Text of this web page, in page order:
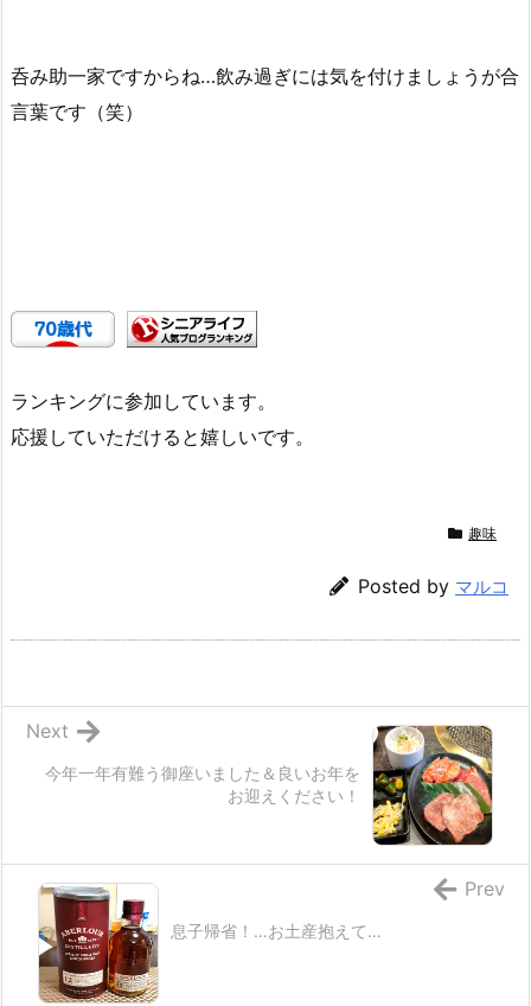
呑み助一家ですからね…飲み過ぎには気を付けましょうが合
言葉です（笑）
ランキングに参加しています。
応援していただけると嬉しいです。
趣味
Posted by マルコ
今年一年有難う御座いました＆良いお年を
お迎えください！
Next
息子帰省！…お土産抱えて…
Prev